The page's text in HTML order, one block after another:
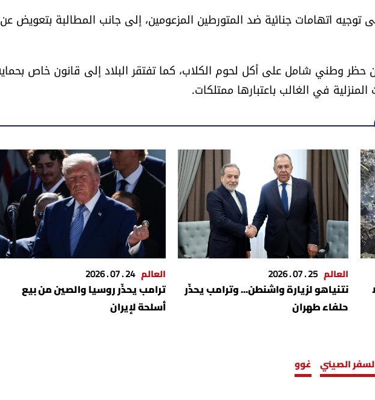
توجيه اتهامات جنائية ضد المتورطين المزعومين، إلى جانب المطالبة بتعويض عن
وطني شامل على أكل لحوم الكلاب، كما تفتقر البلاد إلى قانون خاص
المنزلية في الغالب باعتبارها ممتلكات.
العالم 25 . 07 . 2026
نتنياهو لزيارة واشنطن... وترامب يحذّر
حلفاء طهران
العالم 24 . 07 . 2026
ترامب يحذّر روسيا والصين من بيع
أسلحة لإيران
الصيني غوو